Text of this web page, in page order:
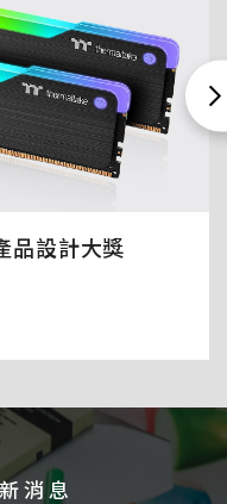
品設計大獎
消息